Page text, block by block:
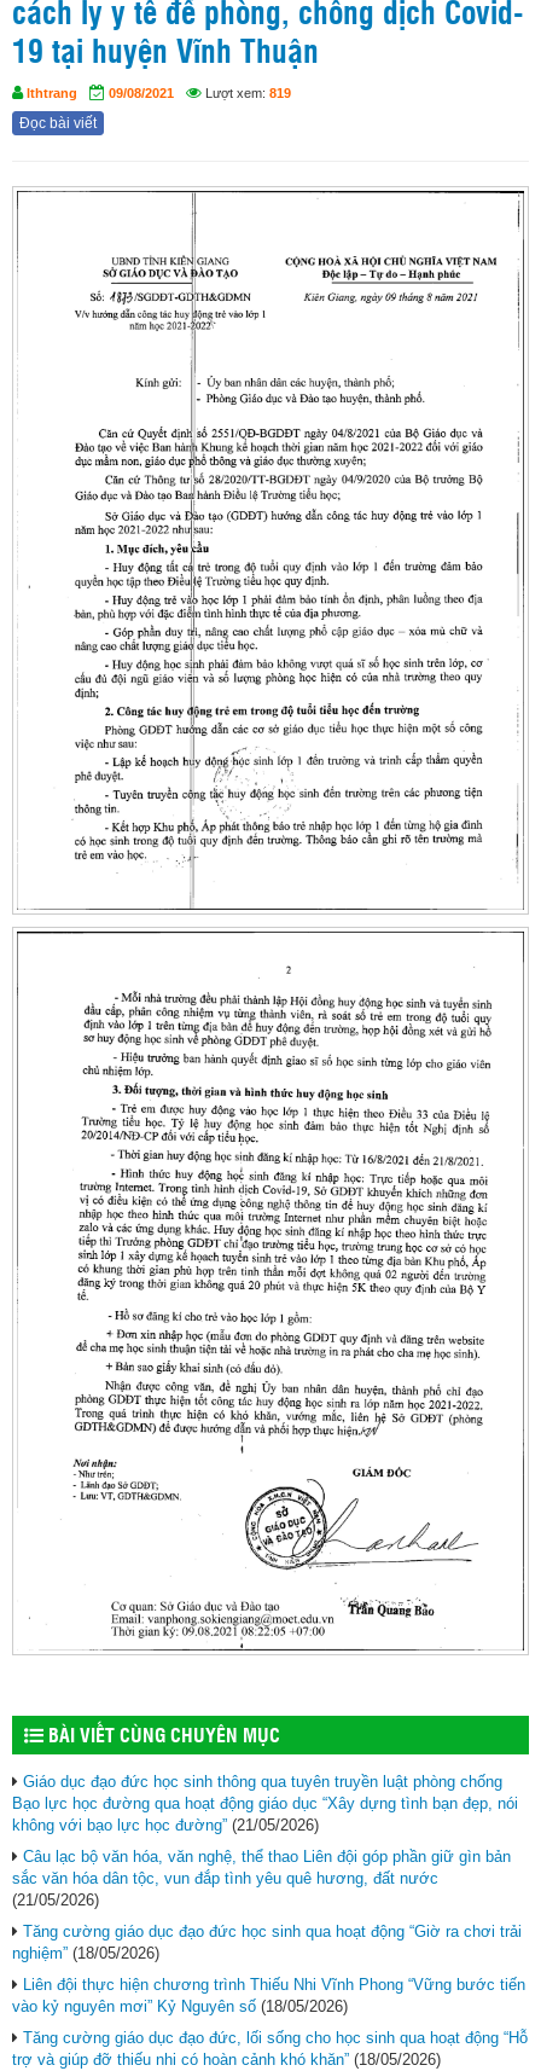
cách ly y tế để phòng, chống dịch Covid-
19 tại huyện Vĩnh Thuận
lthtrang 09/08/2021 Lượt xem: 819
Đọc bài viết
BÀI VIẾT CÙNG CHUYÊN MỤC
Giáo dục đạo đức học sinh thông qua tuyên truyền luật phòng chống
Bạo lực học đường qua hoạt động giáo dục “Xây dựng tình bạn đẹp, nói
không với bạo lực học đường” (21/05/2026)
Câu lạc bộ văn hóa, văn nghệ, thể thao Liên đội góp phần giữ gìn bản
sắc văn hóa dân tộc, vun đắp tình yêu quê hương, đất nước
(21/05/2026)
Tăng cường giáo dục đạo đức học sinh qua hoạt động “Giờ ra chơi trải
nghiệm” (18/05/2026)
Liên đội thực hiện chương trình Thiếu Nhi Vĩnh Phong “Vững bước tiến
vào kỷ nguyên mơi” Kỷ Nguyên số (18/05/2026)
Tăng cường giáo dục đạo đức, lối sống cho học sinh qua hoạt động “Hỗ
trợ và giúp đỡ thiếu nhi có hoàn cảnh khó khăn” (18/05/2026)